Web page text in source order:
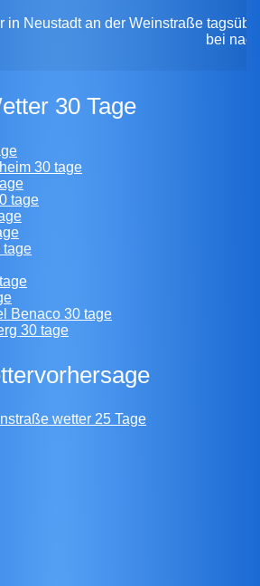
in Neustadt an der Weinstraße
bei
Wetter 30 Tage
30 tage
tage
tage
Benaco 30 tage
30 tage
wetter 25 Tage